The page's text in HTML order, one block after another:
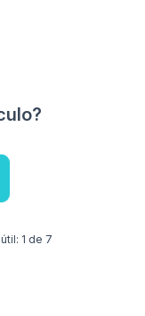
1 de 7